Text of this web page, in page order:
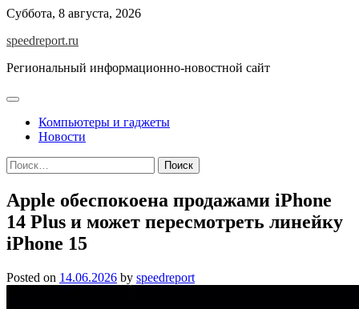
Skip
content
Суббота, 8 августа, 2026
speedreport.ru
Региональный информационно-новостной сайт
Компьютеры и гаджеты
Новости
Найти:
Apple обеспокоена продажами iPhone
14 Plus и может пересмотреть линейку
iPhone 15
Posted on 14.06.2026 by speedreport